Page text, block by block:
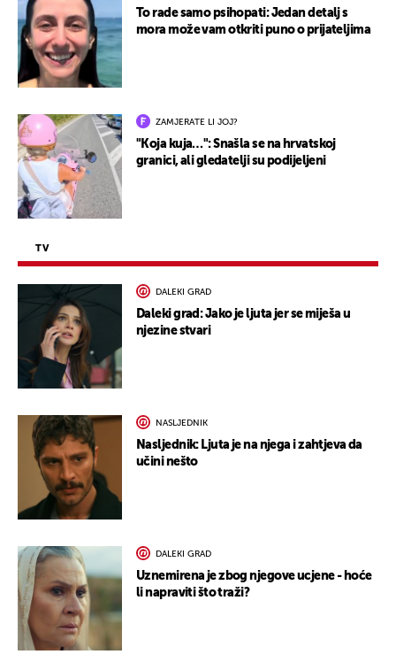
To rade samo psihopati: Jedan detalj s
mora može vam otkriti puno o prijateljima
ZAMJERATE LI JOJ?
"Koja kuja…": Snašla se na hrvatskoj
granici, ali gledatelji su podijeljeni
TV
DALEKI GRAD
Daleki grad: Jako je ljuta jer se miješa u
njezine stvari
NASLJEDNIK
Nasljednik: Ljuta je na njega i zahtjeva da
učini nešto
DALEKI GRAD
Uznemirena je zbog njegove ucjene - hoće
li napraviti što traži?